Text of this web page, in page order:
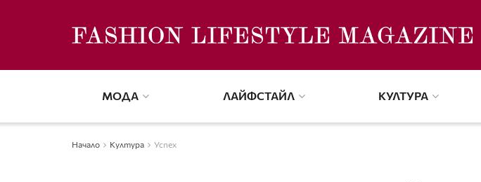
МОДА ЛАЙФСТАЙЛ КУЛТУРА
Начало Култура Успех